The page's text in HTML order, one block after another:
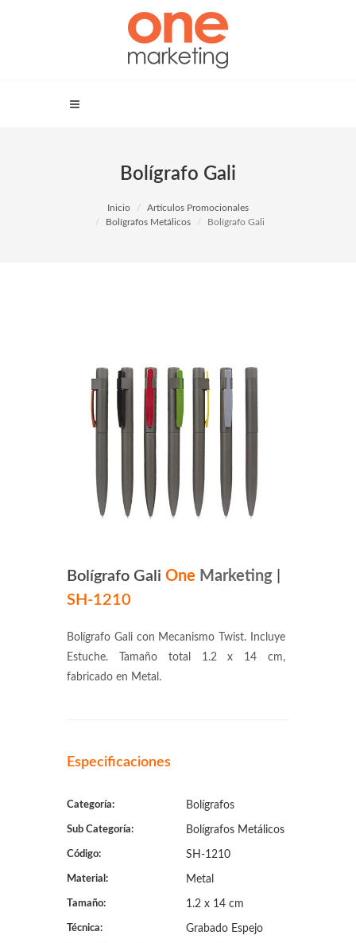
Bolígrafo Gali
Inicio
Artículos Promocionales
Bolígrafos Metálicos
Bolígrafo Gali
Bolígrafo Gali One Marketing
SH-1210
Bolígrafo Gali con Mecanismo Twist. Incluye
Estuche. Tamaño total 1.2 x 14 cm,
fabricado en Metal.
Especificaciones
Categoría: Bolígrafos
Sub Categoría: Bolígrafos Metálicos
Código: SH-1210
Material: Metal
Tamaño: 1.2 x 14 cm
Técnica: Grabado Espejo